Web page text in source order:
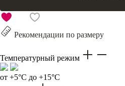
Рекомендации по размеру
Температурный режим
от +5°C до +15°C